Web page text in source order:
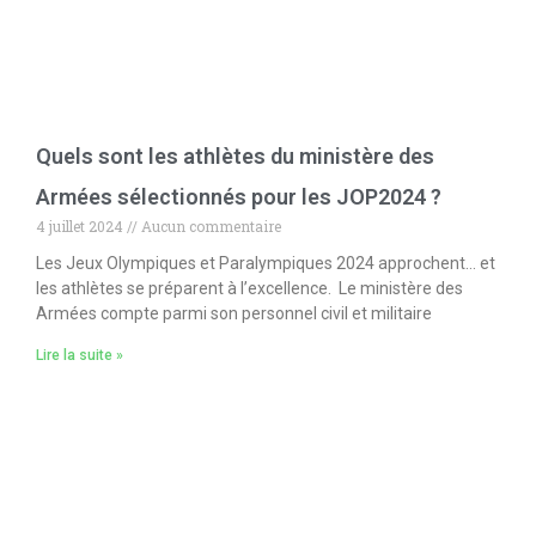
Quels sont les athlètes du ministère des
Armées sélectionnés pour les JOP2024 ?
4 juillet 2024
Aucun commentaire
Les Jeux Olympiques et Paralympiques 2024 approchent… et
les athlètes se préparent à l’excellence. Le ministère des
Armées compte parmi son personnel civil et militaire
Lire la suite »